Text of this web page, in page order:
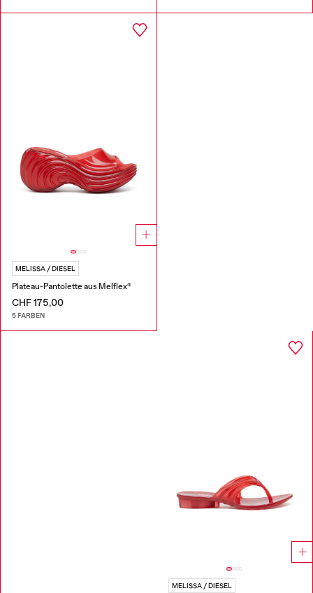
MELISSA / DIESEL
Plateau-Pantolette aus Melflex®
CHF 175,00
5 FARBEN
MELISSA / DIESEL